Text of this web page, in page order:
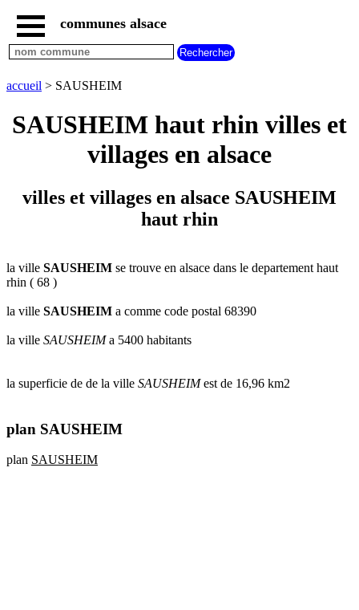
accueil
villes
rhin
commencant
A B C D E F
G
L M
N
W X Y Z
par
A B C
H
I J K L M
N
communes alsace
accueil > SAUSHEIM
SAUSHEIM haut rhin villes et
villages en alsace
villes et villages en alsace SAUSHEIM
haut rhin
la ville SAUSHEIM se trouve en alsace dans le departement haut
rhin ( 68 )
la ville SAUSHEIM a comme code postal 68390
la ville SAUSHEIMa 5400 habitants
la superficie de de la ville SAUSHEIMest de 16,96 km2
plan SAUSHEIM
plan SAUSHEIM